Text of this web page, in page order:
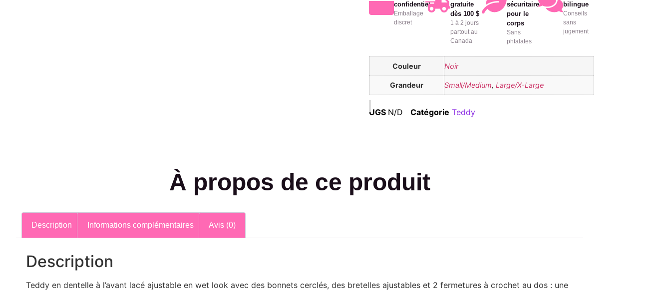
confidentiel
Emballage
discret
gratuite
dès 100 $
1 à 2 jours
partout au
Canada
sécuritaire
pour le
corps
Sans
phtalates
bilingue
Conseils
sans
jugement
Couleur Noir
Grandeur Small/Medium, Large/X-Large
UGS N/D Catégorie Teddy
À propos de ce produit
Description Informations complémentaires Avis (0)
Description
Teddy en dentelle à l’avant lacé ajustable en wet look avec des bonnets cerclés, des bretelles ajustables et 2 fermetures à crochet au dos : une